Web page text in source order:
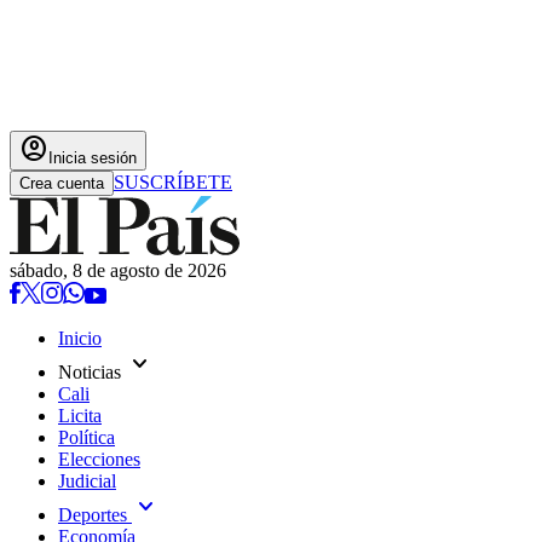
account_circle Inicia sesión
Crea cuenta SUSCRÍBETE
sábado, 8 de agosto de 2026
Inicio
Noticias expand_more
Cali
Licita
Política
Elecciones
Judicial
Deportes expand_more
Economía